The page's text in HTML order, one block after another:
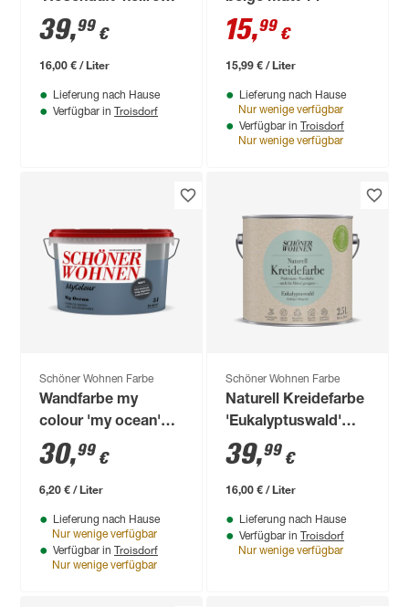
matt 2,5 l
39,99 €
16,00 € / Liter
Lieferung nach Hause
Verfügbar in Troisdorf
15,99 €
15,99 € / Liter
Lieferung nach Hause
Nur wenige verfügbar
Verfügbar in Troisdorf
Nur wenige verfügbar
Schöner Wohnen Farbe
Wandfarbe my
colour 'my ocean'
blau matt 5 l
30,99 €
6,20 € / Liter
Lieferung nach Hause
Nur wenige verfügbar
Verfügbar in Troisdorf
Nur wenige verfügbar
Schöner Wohnen Farbe
Naturell Kreidefarbe
'Eukalyptuswald'
blaugrün matt 2,5 l
39,99 €
16,00 € / Liter
Lieferung nach Hause
Verfügbar in Troisdorf
Nur wenige verfügbar